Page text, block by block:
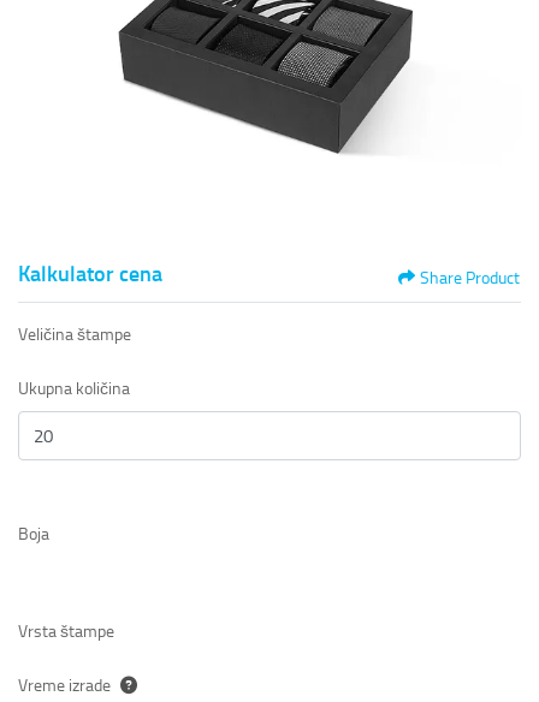
Kalkulator cena Share Product
Veličina štampe
Ukupna količina
Boja
Vrsta štampe
Vreme izrade